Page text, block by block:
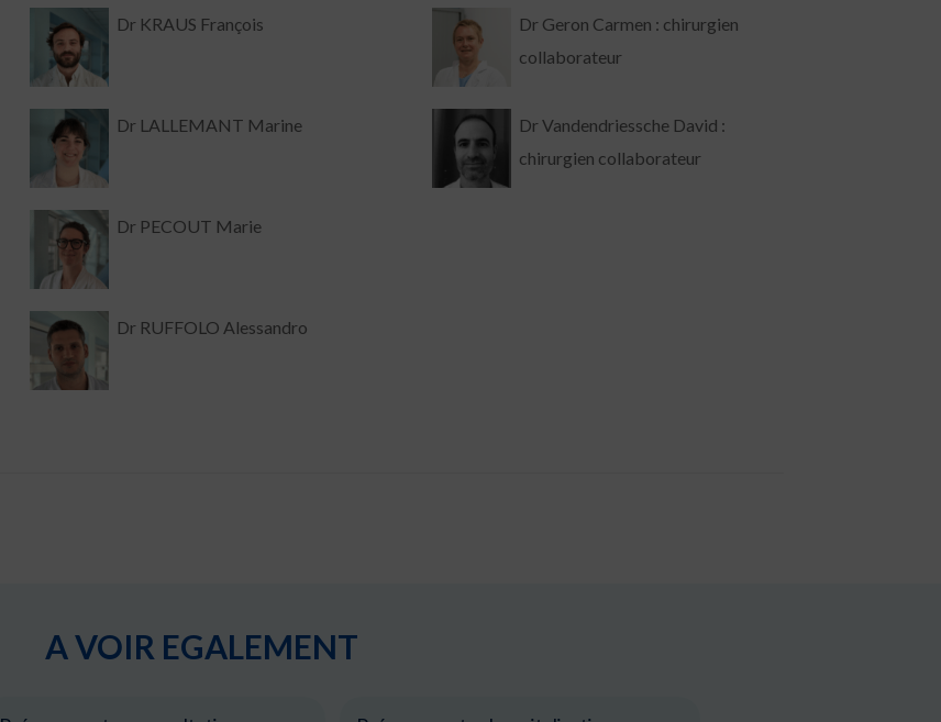
Dr KRAUS François
Dr LALLEMANT Marine
Dr PECOUT Marie
Dr RUFFOLO Alessandro
Dr Geron Carmen : chirurgien
collaborateur
Dr Vandendriessche David :
chirurgien collaborateur
A VOIR EGALEMENT